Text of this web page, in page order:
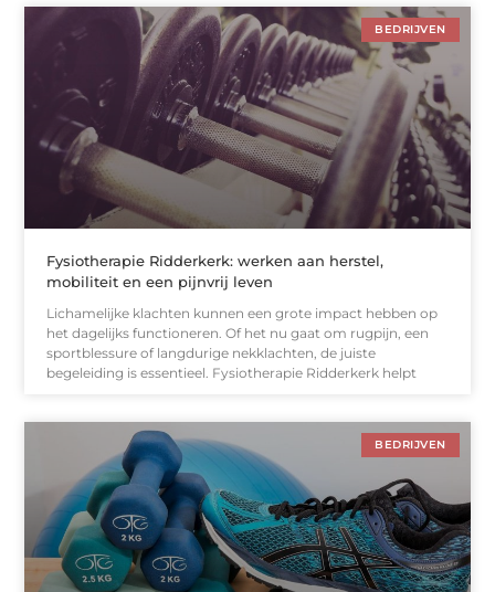
BEDRIJVEN
Fysiotherapie Ridderkerk: werken aan herstel,
mobiliteit en een pijnvrij leven
Lichamelijke klachten kunnen een grote impact hebben op
het dagelijks functioneren. Of het nu gaat om rugpijn, een
sportblessure of langdurige nekklachten, de juiste
begeleiding is essentieel. Fysiotherapie Ridderkerk helpt
BEDRIJVEN